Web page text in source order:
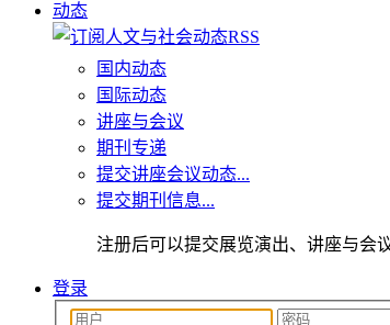
动态
国内动态
国际动态
讲座与会议
期刊专递
提交讲座会议动态...
提交期刊信息...
注册后可以提交展览演出、讲座与会
登录